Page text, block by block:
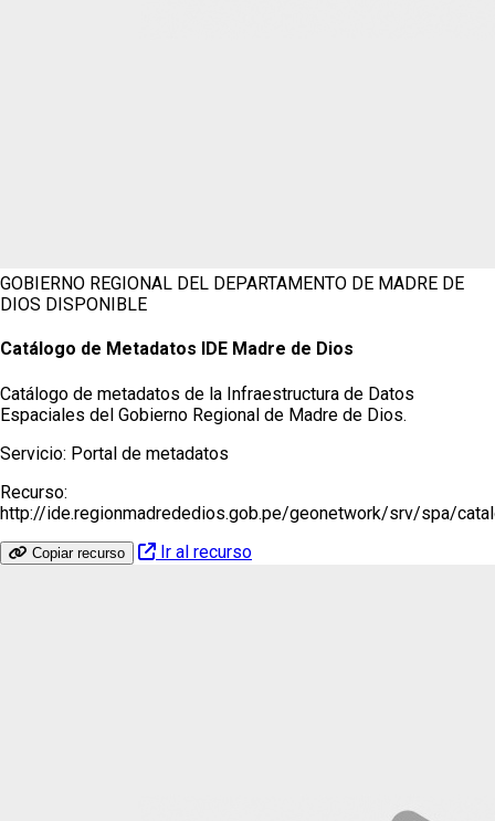
GOBIERNO REGIONAL DEL DEPARTAMENTO DE MADRE DE
DIOS DISPONIBLE
Catálogo de Metadatos IDE Madre de Dios
Catálogo de metadatos de la Infraestructura de Datos
Espaciales del Gobierno Regional de Madre de Dios.
Servicio: Portal de metadatos
Recurso:
http://ide.regionmadrededios.gob.pe/geonetwork/srv/spa/
Copiar recurso Ir al recurso